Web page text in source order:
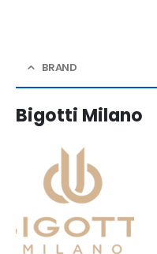
BRAND
Bigotti Milano